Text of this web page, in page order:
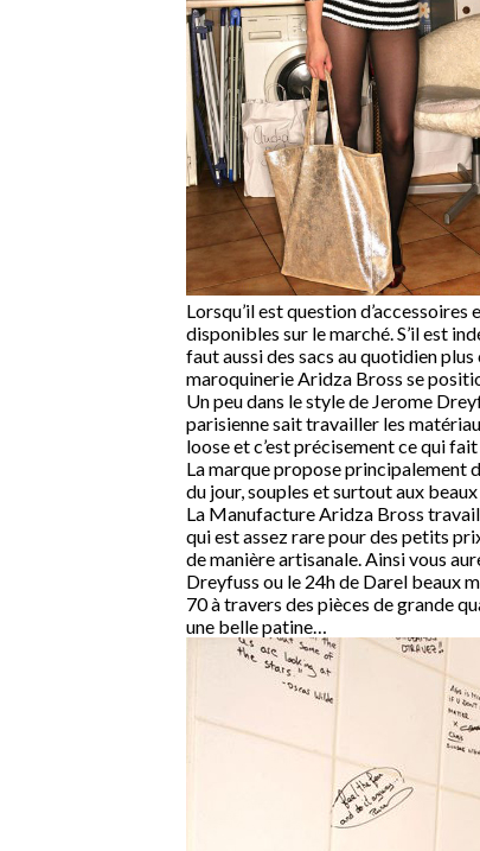
Lorsqu’il est question
disponibles sur le marché. S’il est
faut aussi des sacs au quotidien
maroquinerie Aridza Bross se
Un peu dans le style de Jerome
parisienne sait travailler les
loose et c’est précisement ce qui
La marque propose principalement
du jour, souples et surtout aux
La Manufacture Aridza Bross
qui est assez rare pour des petits
de manière artisanale. Ainsi vous
Dreyfuss ou le 24h de Darel beaux
70 à travers des pièces de grande
une belle patine…